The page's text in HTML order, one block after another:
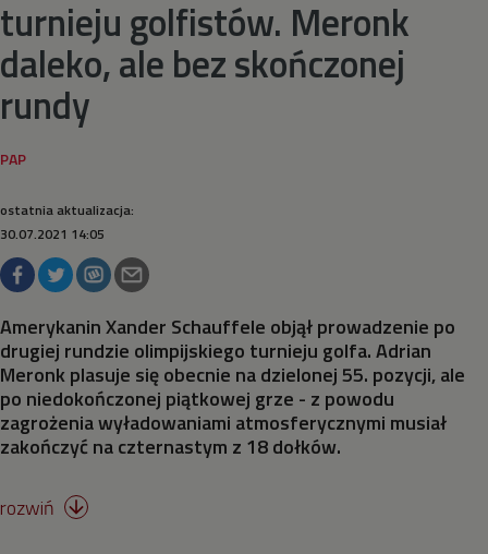
Podnoszenie ciężarów
Rugby
Skateboarding
Skoki do wody
Skoki na trampolinie
Surfing
turnieju golfistów. Meronk
daleko, ale bez skończonej
rundy
ostatnia aktualizacja:
30.07.2021 14:05
Amerykanin Xander Schauffele objął prowadzenie po
drugiej rundzie olimpijskiego turnieju golfa. Adrian
Meronk plasuje się obecnie na dzielonej 55. pozycji, ale
po niedokończonej piątkowej grze - z powodu
zagrożenia wyładowaniami atmosferycznymi musiał
zakończyć na czternastym z 18 dołków.
rozwiń 